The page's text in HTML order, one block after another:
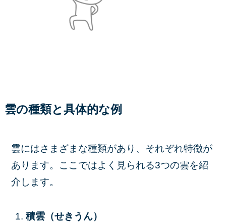
雲の種類と具体的な例
雲にはさまざまな種類があり、それぞれ特徴が
あります。ここではよく見られる3つの雲を紹
介します。
積雲（せきうん）